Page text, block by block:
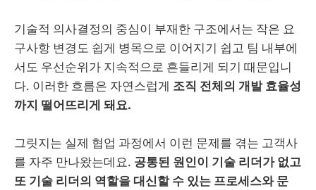
기술적 의사결정의 중심이 부재한 구조에서는 작은 요
구사항 변경도 쉽게 병목으로 이어지기 쉽고 팀 내부에
서도 우선순위가 지속적으로 흔들리게 되기 때문입니
다. 이러한 흐름은 자연스럽게 조직 전체의 개발 효율성
까지 떨어뜨리게 돼요.
그릿지는 실제 협업 과정에서 이런 문제를 겪는 고객사
를 자주 만나왔는데요. 공통된 원인이 기술 리더가 없고
또 기술 리더의 역할을 대신할 수 있는 프로세스와 문